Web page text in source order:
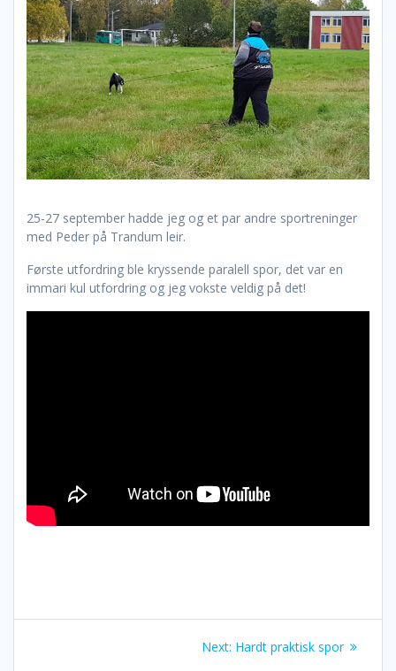
25-27 september hadde jeg og et par andre sportreninger
med Peder på Trandum leir.
Første utfordring ble kryssende paralell spor, det var en
immari kul utfordring og jeg vokste veldig på det!
Innleggsnavigasjon
Next: Next
Hardt praktisk spor